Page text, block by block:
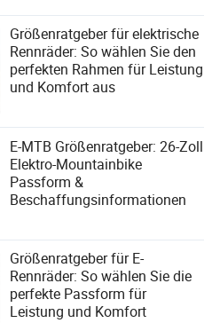
dienstleistungen etabliert.
Größenratgeber für elektrische
Rennräder: So wählen Sie den
perfekten Rahmen für Leistung
und Komfort aus
E-MTB Größenratgeber: 26-Zoll
Elektro-Mountainbike
Passform &
Beschaffungsinformationen
Größenratgeber für E-
Rennräder: So wählen Sie die
perfekte Passform für
Leistung und Komfort